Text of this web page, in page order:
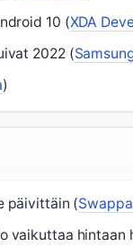
10 (XDA
2022 (
)
päivittäin (Swappa
vaikuttaa hintaan